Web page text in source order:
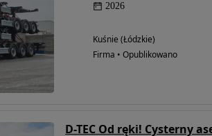
2026
Kuśnie (Łódzkie)
Firma • Opublikowano